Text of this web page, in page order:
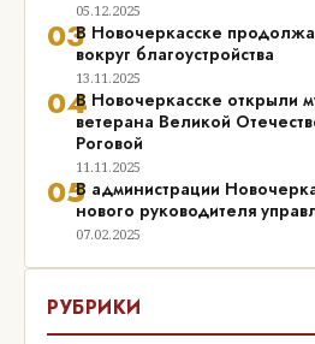
05.12.2025
03В Новочеркасске
вокруг благоустройства
13.11.2025
04В Новочеркасске открыли
ветерана Великой
Роговой
11.11.2025
05В администрации
нового руководителя
07.02.2025
РУБРИКИ